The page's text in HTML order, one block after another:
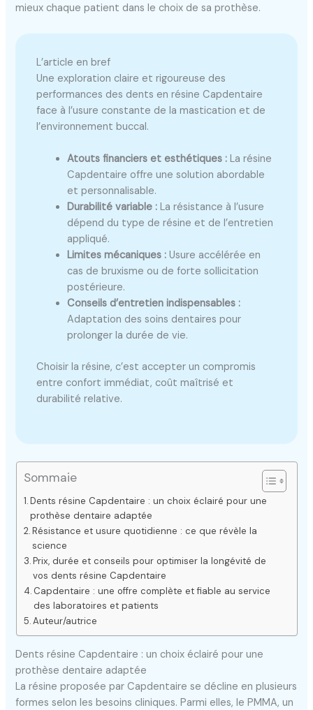
mieux chaque patient dans le choix de sa prothèse.
L’article en bref
Une exploration claire et rigoureuse des
performances des dents en résine Capdentaire
face à l’usure constante de la mastication et de
l’environnement buccal.
Atouts financiers et esthétiques : La résine
Capdentaire offre une solution abordable
et personnalisable.
Durabilité variable : La résistance à l’usure
dépend du type de résine et de l’entretien
appliqué.
Limites mécaniques : Usure accélérée en
cas de bruxisme ou de forte sollicitation
postérieure.
Conseils d’entretien indispensables :
Adaptation des soins dentaires pour
prolonger la durée de vie.
Choisir la résine, c’est accepter un compromis
entre confort immédiat, coût maîtrisé et
durabilité relative.
Sommaie
Dents résine Capdentaire : un choix éclairé pour une
prothèse dentaire adaptée
Résistance et usure quotidienne : ce que révèle la
science
Prix, durée et conseils pour optimiser la longévité de
vos dents résine Capdentaire
Capdentaire : une offre complète et fiable au service
des laboratoires et patients
Auteur/autrice
Dents résine Capdentaire : un choix éclairé pour une
prothèse dentaire adaptée
La résine proposée par Capdentaire se décline en plusieurs
formes selon les besoins cliniques. Parmi elles, le PMMA, un